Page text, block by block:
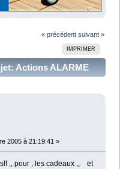
« précédent suivant »
IMPRIMER
Actions ALARME
2005 à 21:19:41 »
,, pour , les cadeaux ,, et